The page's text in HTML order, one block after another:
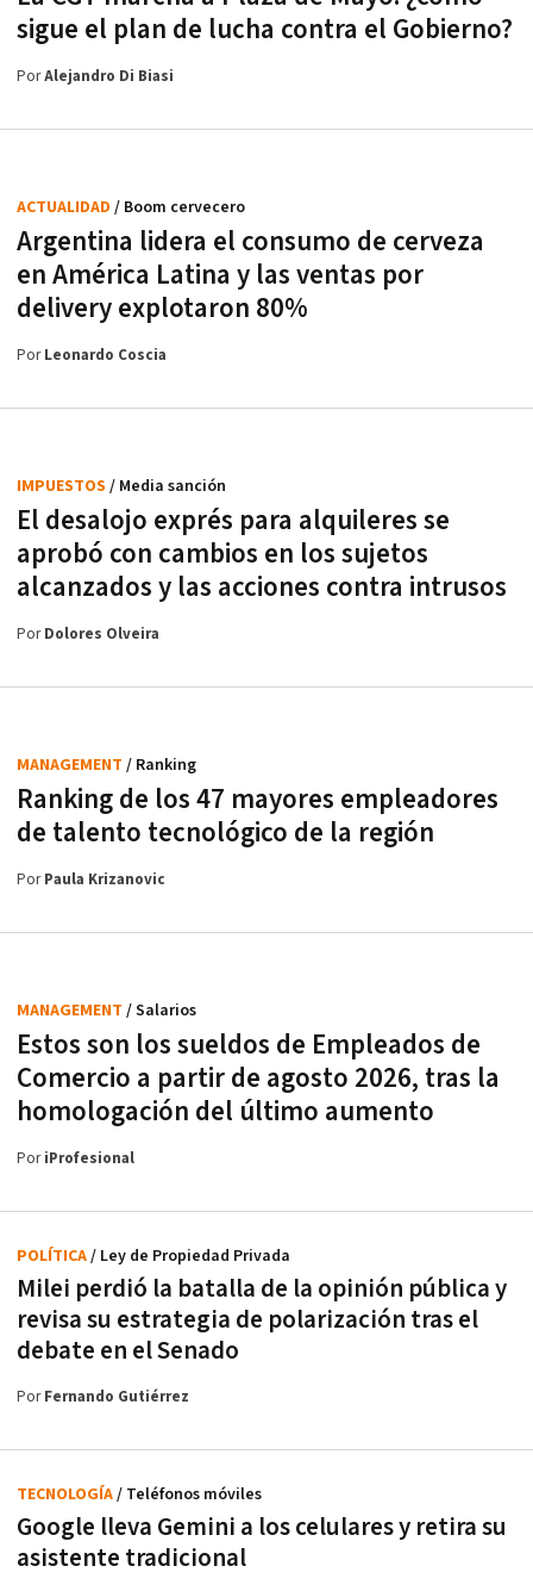
sigue el plan de lucha contra el Gobierno?
PorAlejandro Di Biasi
Argentina lidera el consumo de cerveza
en América Latina y las ventas por
delivery explotaron 80%
ACTUALIDAD / Boom cervecero
PorLeonardo Coscia
El desalojo exprés para alquileres se
aprobó con cambios en los sujetos
alcanzados y las acciones contra intrusos
IMPUESTOS / Media sanción
PorDolores Olveira
Ranking de los 47 mayores empleadores
de talento tecnológico de la región
MANAGEMENT / Ranking
PorPaula Krizanovic
Estos son los sueldos de Empleados de
Comercio a partir de agosto 2026, tras la
homologación del último aumento
MANAGEMENT / Salarios
PoriProfesional
Milei perdió la batalla de la opinión pública y
revisa su estrategia de polarización tras el
debate en el Senado
POLÍTICA/ Ley de Propiedad Privada
PorFernando Gutiérrez
Google lleva Gemini a los celulares y retira su
asistente tradicional
TECNOLOGÍA/ Teléfonos móviles